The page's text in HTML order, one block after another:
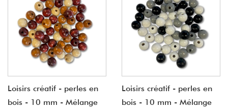
Loisirs créatif - perles en
bois - 10 mm - Mélange
Loisirs créatif - perles en
bois - 10 mm - Mélange